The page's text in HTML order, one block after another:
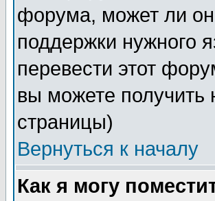
форума, может ли
поддержки нужного
перевести этот
вы можете получить
страницы)
Вернуться к началу
Как я могу